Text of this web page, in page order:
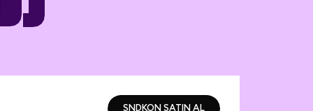
SNDKON SATIN AL